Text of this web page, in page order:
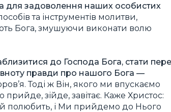
для задоволення наших особистих
та інструментів молитви,
Бога, змушуючи виконати волю
до Господа Бога, стати
правди про нашого Бога —
Тоді ж Він, якого ми впускаємо
прийде, зійде, завітає. Каже Христос:
полюбить, і Ми прийдемо до Нього